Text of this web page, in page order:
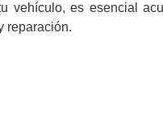
vehículo, es esencial
reparación.​